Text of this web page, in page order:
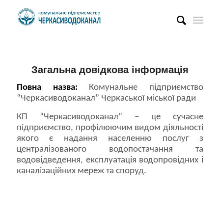
Загальна довідкова інформація
Повна назва: Комунальне підприємство
“Черкасиводоканал” Черкаської міської ради
КП “Черкасиводоканал” – це сучасне
підприємство, профілюючим видом діяльності
якого є надання населенню послуг з
централізованого водопостачання та
водовідведення, експлуатація водопровідних і
каналізаційних мереж та споруд.